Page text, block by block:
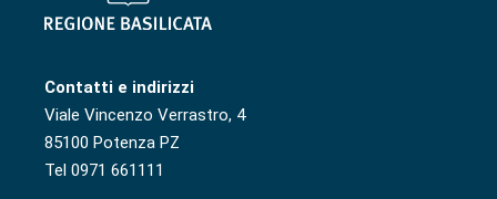
Contatti e indirizzi
Viale Vincenzo Verrastro, 4
85100 Potenza PZ
Tel 0971 661111